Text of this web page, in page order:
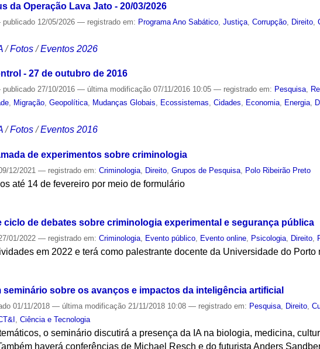
da Operação Lava Jato - 20/03/2026
publicado 12/05/2026— registrado em: Programa Ano Sabático ,Justiça ,Corrupção Direito ,
/Fotos /Eventos 2026
- 27 de outubro de 2016
publicado 27/10/2016— última modificação 07/11/2016 10:05— registrado em: Pesquisa,
, Migração,Geopolítica, Mudanças Globais, Ecossistemas,Cidades, Economia, Energia,
/Fotos /Eventos 2016
de experimentos sobre criminologia
12/2021— registrado em:Criminologia, Direito,Grupos de Pesquisa, Polo Ribeirão Preto
até 14 de fevereiro por meio de formulário
ciclo de debates sobre criminologia experimental e segurança pública
01/2022— registrado em:Criminologia Evento público Evento online Psicologia Direito
em 2022 e terá como palestrante docente da Universidade do Porto
seminário sobre os avanços e impactos da inteligência artificial
01/11/2018— última modificação 21/11/2018 10:08— registrado em: Pesquisa Direito ,
,Ciência e Tecnologia
o seminário discutirá a presença da IA na biologia, medicina,
haverá conferências de Michael Resch e do futurista Anders